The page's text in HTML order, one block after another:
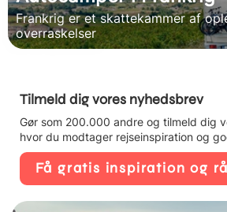
Frankrig er et skattekammer af
overraskelser
Tilmeld dig vores nyhedsbrev
Gør som 200.000 andre og tilmeld dig
hvor du modtager rejseinspiration og
Få gratis inspiration og